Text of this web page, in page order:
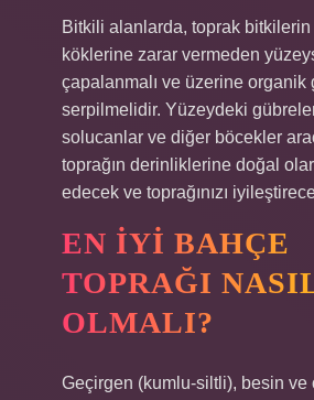
Bitkili alanlarda, toprak
köklerine zarar vermeden
çapalanmalı ve üzerine organik
serpilmelidir. Yüzeydeki
solucanlar ve diğer böcekler
toprağın derinliklerine doğal
edecek ve toprağınızı
EN IYI BAHÇE
TOPRAĞI
OLMALI?
Geçirgen (kumlu-siltli), besin ve